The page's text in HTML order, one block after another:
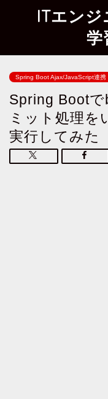
ITエンジ
学
Spring Boot Ajax/JavaScript連携
Spring Boot
ミット処理を
実行してみた